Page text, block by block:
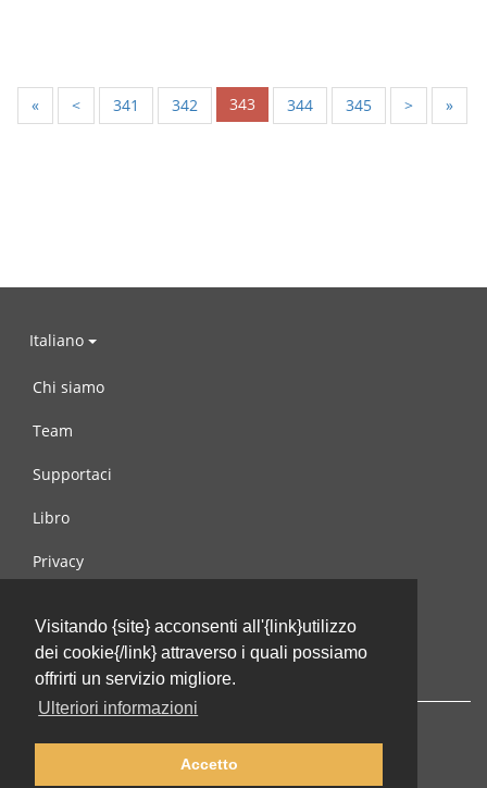
Visitando {site} acconsenti all'{link}utilizzo
dei cookie{/link} attraverso i quali possiamo
offrirti un servizio migliore.
Ulteriori informazioni
Accetto
« < 341 342 343 344 345 > »
Italiano
Chi siamo
Team
Supportaci
Libro
Privacy
Contattaci